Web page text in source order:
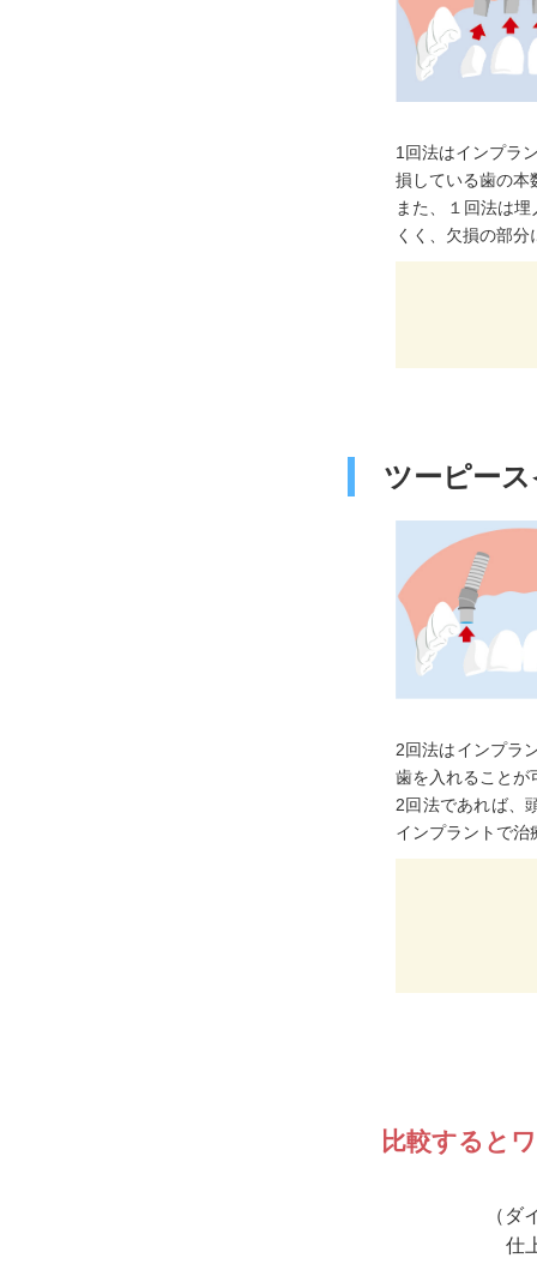
1回法はインプラ
損している歯の本
また、１回法は
くく、欠損の部
ツーピー
2回法はインプラ
歯を入れることが
2回法であれば、
インプラントで治
比較すると
（
仕